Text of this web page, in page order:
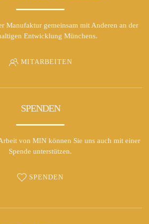
Manufaktur gemeinsam mit Anderen an der
Entwicklung Münchens.
MITARBEITEN
SPENDEN
von MIN können Sie uns auch mit einer
Spende unterstützen.
SPENDEN